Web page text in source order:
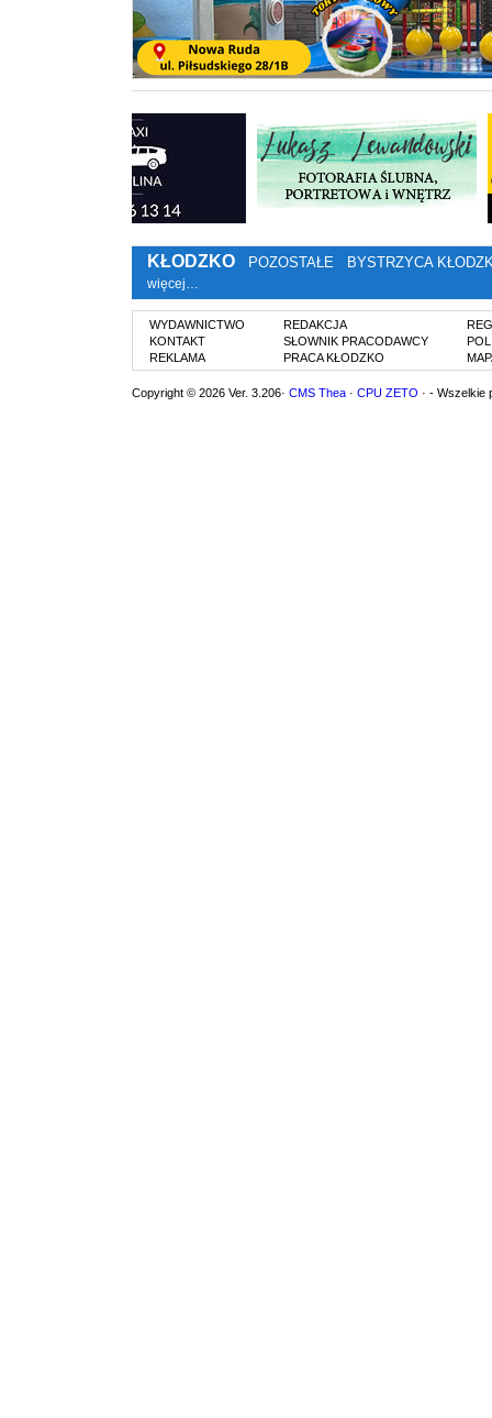
KŁODZKO POZOSTAŁE BYSTRZYCA
więcej…
WYDAWNICTWO
KONTAKT
REKLAMA
REDAKCJA
SŁOWNIK PRACODAWCY
PRACA KŁODZKO
Copyright © 2026 Ver. 3.206· CMS Thea · CPU ZETO · - Wszelkie